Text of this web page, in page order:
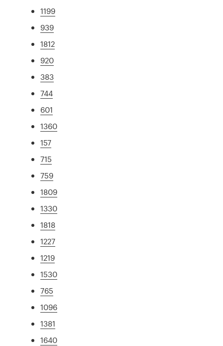
1199
939
1812
920
383
744
601
1360
157
715
759
1809
1330
1818
1227
1219
1530
765
1096
1381
1640